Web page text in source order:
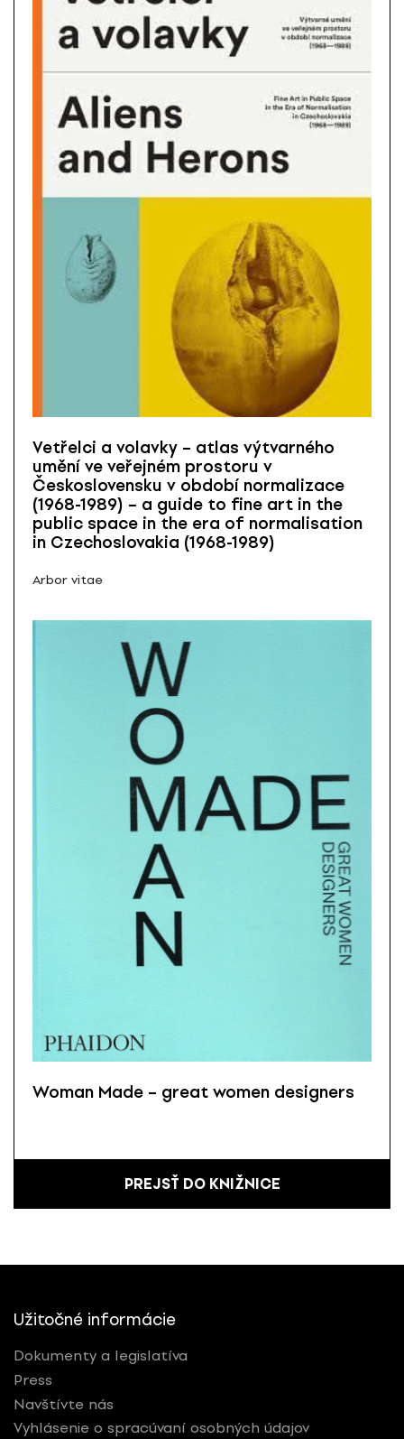
Vetřelci a volavky – atlas výtvarného
umění ve veřejném prostoru v
Československu v období normalizace
(1968-1989) – a guide to fine art in the
public space in the era of normalisation
in Czechoslovakia (1968-1989)
Arbor vitae
Woman Made – great women designers
PREJSŤ DO KNIŽNICE
Užitočné informácie
Dokumenty a legislatíva
Press
Navštívte nás
Vyhlásenie o spracúvaní osobných údajov